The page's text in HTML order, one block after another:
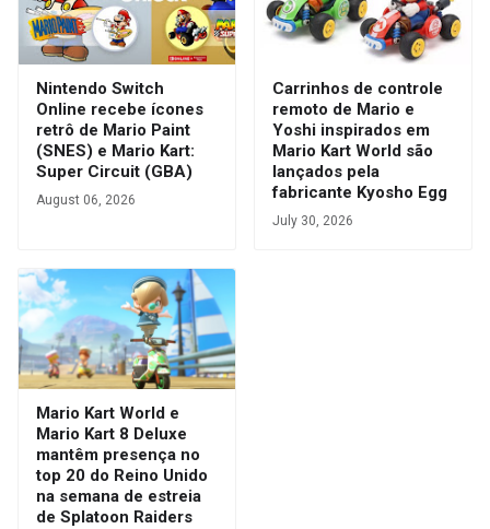
Nintendo Switch
Online recebe ícones
retrô de Mario Paint
(SNES) e Mario Kart:
Super Circuit (GBA)
August 06, 2026
Carrinhos de controle
remoto de Mario e
Yoshi inspirados em
Mario Kart World são
lançados pela
fabricante Kyosho Egg
July 30, 2026
Mario Kart World e
Mario Kart 8 Deluxe
mantêm presença no
top 20 do Reino Unido
na semana de estreia
de Splatoon Raiders